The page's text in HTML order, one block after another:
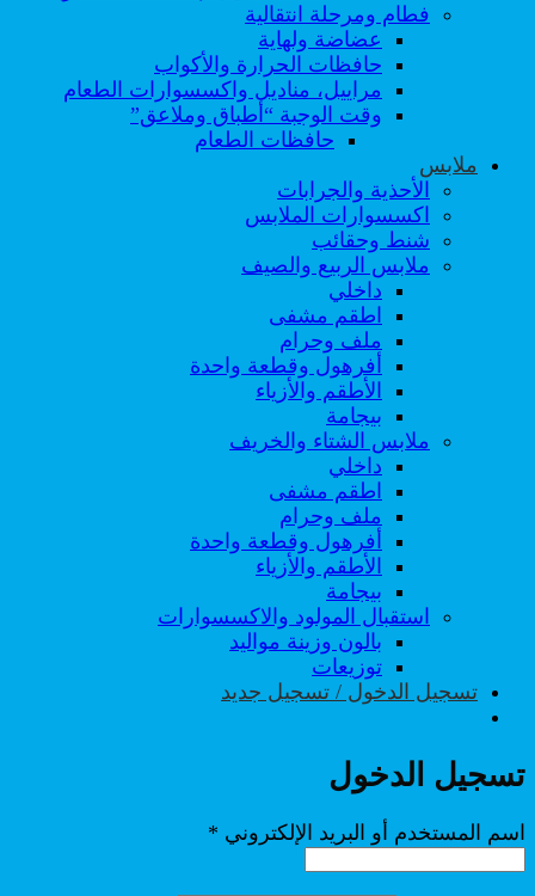
فطام ومرحلة انتقالية
عضاضة ولهاية
حافظات الحرارة والأكواب
مراييل، مناديل واكسسوارات الطعام
وقت الوجبة “أطباق وملاعق”
حافظات الطعام
ملابس
الأحذية والجرابات
اكسسوارات الملابس
شنط وحقائب
ملابس الربيع والصيف
داخلي
اطقم مشفى
ملف وحرام
أفرهول وقطعة واحدة
الأطقم والأزياء
بيجامة
ملابس الشتاء والخريف
داخلي
اطقم مشفى
ملف وحرام
أفرهول وقطعة واحدة
الأطقم والأزياء
بيجامة
استقبال المولود والاكسسوارات
بالون وزينة مواليد
توزيعات
تسجيل الدخول / تسجيل جديد
تسجيل الدخول
اسم المستخدم أو البريد الإلكتروني *